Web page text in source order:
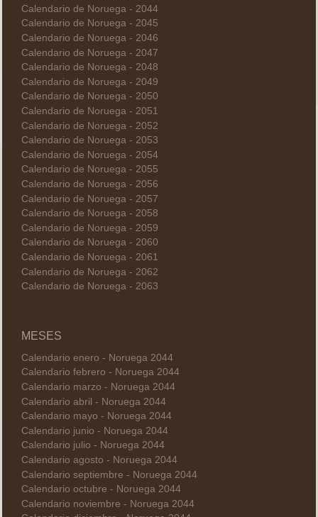
Calendario de Noruega - 2044
Calendario de Noruega - 2045
Calendario de Noruega - 2046
Calendario de Noruega - 2047
Calendario de Noruega - 2048
Calendario de Noruega - 2049
Calendario de Noruega - 2050
Calendario de Noruega - 2051
Calendario de Noruega - 2052
Calendario de Noruega - 2053
Calendario de Noruega - 2054
Calendario de Noruega - 2055
Calendario de Noruega - 2056
Calendario de Noruega - 2057
Calendario de Noruega - 2058
Calendario de Noruega - 2059
Calendario de Noruega - 2060
Calendario de Noruega - 2061
Calendario de Noruega - 2062
Calendario de Noruega - 2063
MESES
Calendario enero - Noruega 2044
Calendario febrero - Noruega 2044
Calendario marzo - Noruega 2044
Calendario abril - Noruega 2044
Calendario mayo - Noruega 2044
Calendario junio - Noruega 2044
Calendario julio - Noruega 2044
Calendario agosto - Noruega 2044
Calendario septiembre - Noruega 2044
Calendario octubre - Noruega 2044
Calendario noviembre - Noruega 2044